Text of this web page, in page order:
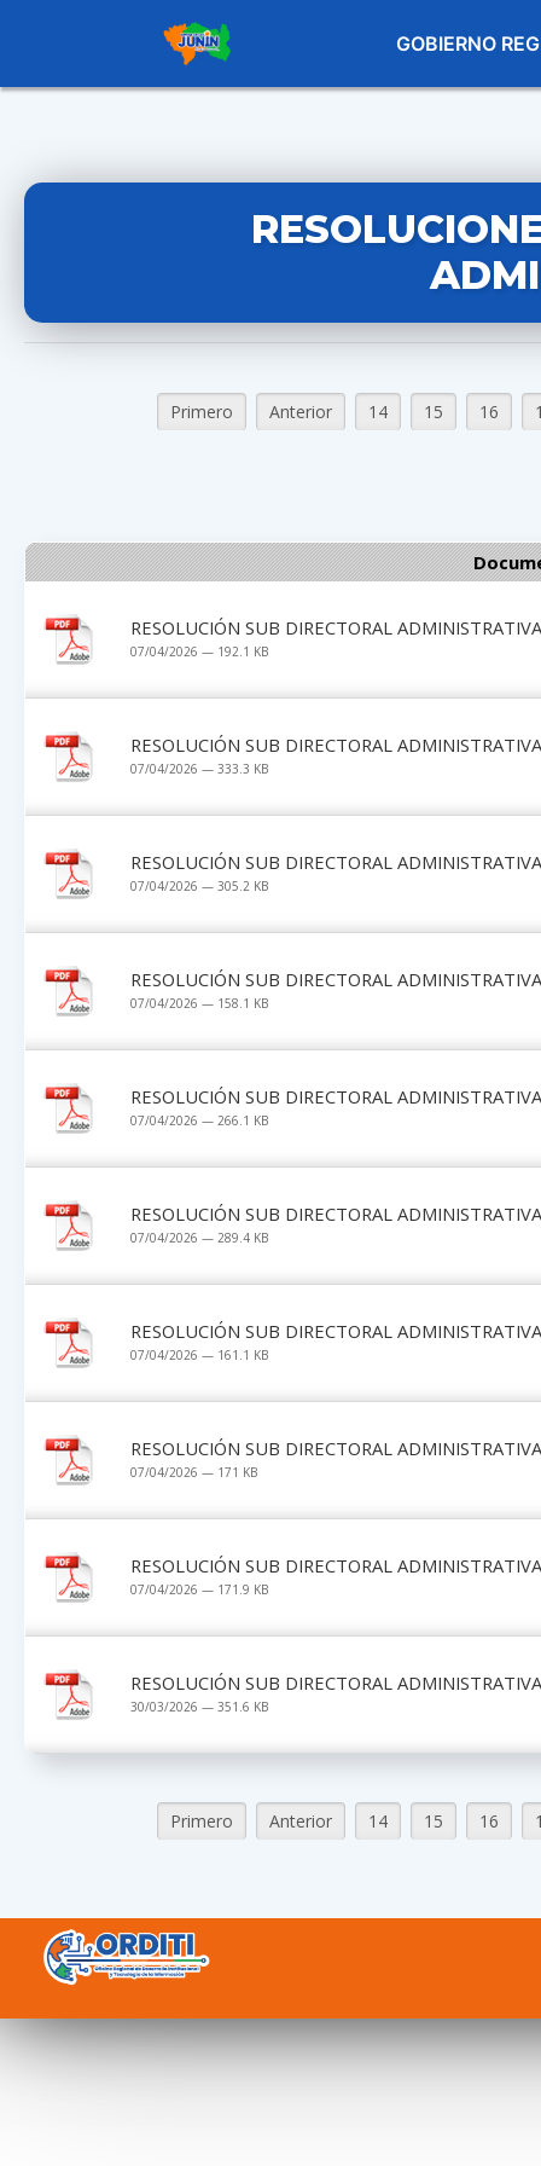
GOBIERNO
Primero Anterior 14 15 16
RESOLUCIÓN SUB DIRECTORAL
07/04/2026 — 192.1 KB
RESOLUCIÓN SUB DIRECTORAL
07/04/2026 — 333.3 KB
RESOLUCIÓN SUB DIRECTORAL
07/04/2026 — 305.2 KB
RESOLUCIÓN SUB DIRECTORAL
07/04/2026 — 158.1 KB
RESOLUCIÓN SUB DIRECTORAL
07/04/2026 — 266.1 KB
RESOLUCIÓN SUB DIRECTORAL
07/04/2026 — 289.4 KB
RESOLUCIÓN SUB DIRECTORAL
07/04/2026 — 161.1 KB
RESOLUCIÓN SUB DIRECTORAL
07/04/2026 — 171 KB
RESOLUCIÓN SUB DIRECTORAL
07/04/2026 — 171.9 KB
RESOLUCIÓN SUB DIRECTORAL
30/03/2026 — 351.6 KB
Primero Anterior 14 15 16